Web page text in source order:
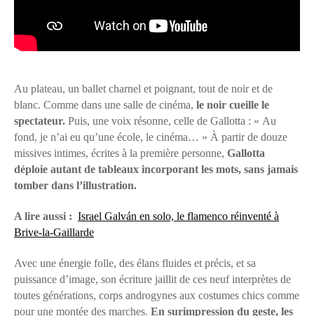
Au plateau, un ballet charnel et poignant, tout de noir et de
blanc. Comme dans une salle de cinéma, le noir cueille le
spectateur. Puis, une voix résonne, celle de Gallotta : « Au
fond, je n’ai eu qu’une école, le cinéma… » À partir de douze
missives intimes, écrites à la première personne, Gallotta
déploie autant de tableaux incorporant les mots, sans jamais
tomber dans l’illustration.
A lire aussi : Israel Galván en solo, le flamenco réinventé à
Brive-la-Gaillarde
Avec une énergie folle, des élans fluides et précis, et sa
puissance d’image, son écriture jaillit de ces neuf interprètes de
toutes générations, corps androgynes aux costumes chics comme
pour une montée des marches. En surimpression du geste, les